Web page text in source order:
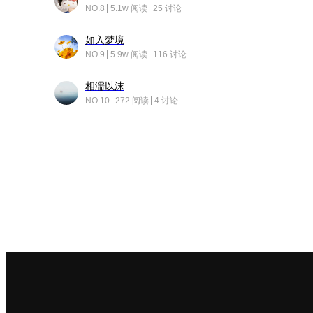
NO.8 5.1w 阅读 25 讨论
如入梦境
NO.9 5.9w 阅读 116 讨论
相濡以沫
NO.10 272 阅读 4 讨论